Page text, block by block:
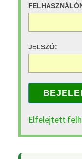
JELSZÓ:
Elfelejtett